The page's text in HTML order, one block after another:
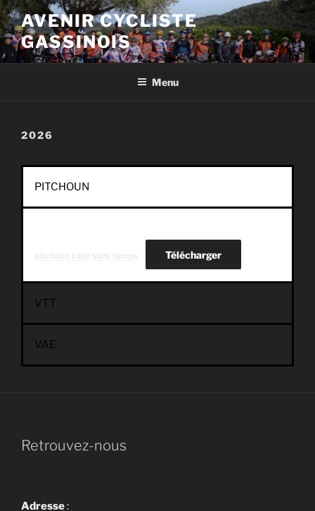
Aller
au
contenu
principal
AVENIR CYCLISTE
GASSINOIS
Menu
2026
PITCHOUN
pitchoun cate sans temps Télécharger
VTT
VAE
Retrouvez-nous
Adresse: